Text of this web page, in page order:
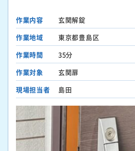
作業内容
玄関解錠
作業地域
東京都豊島区
作業時間
35分
作業対象
玄関扉
現場担当者
島田